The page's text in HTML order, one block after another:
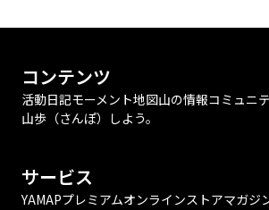
コンテンツ
活動日記モーメント地図山の情報コミュニ
山歩（さんぽ）しよう。
サービス
YAMAPプレミアムオンラインストアマガジ